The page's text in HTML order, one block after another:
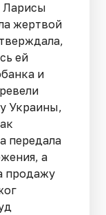
Ларисы
жертвой
ей
и
Украины,
передала
а
продажу